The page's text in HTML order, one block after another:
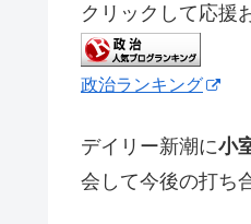
クリックして応援
政治ランキング
デイリー新潮に小
会して今後の打ち